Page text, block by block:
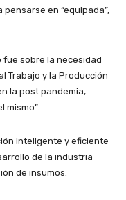
en “equipada”,
sobre la necesidad
Trabajo y la Producción
la post pandemia,
mismo”.
inteligente y eficiente
de la industria
de insumos.